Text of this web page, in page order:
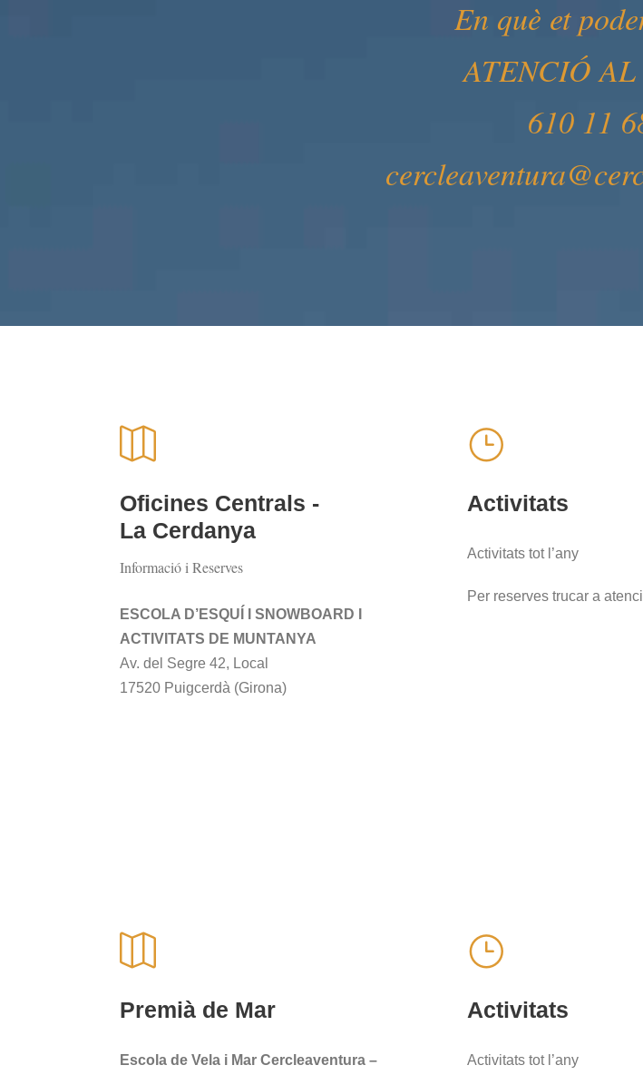
En què et
ATENCIÓ
610 11
Oficines Centrals -
La Cerdanya
Informació i Reserves
ESCOLA D’ESQUÍ I SNOWBOARD I
ACTIVITATS DE MUNTANYA
Av. del Segre 42, Local
17520 Puigcerdà (Girona)
Activitats
Activitats tot l’any
Per reserves trucar a
Premià de Mar
Escola de Vela i Mar Cercleaventura –
Activitats
Activitats tot l’any